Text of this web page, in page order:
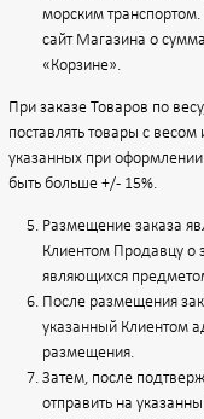
морским
сайт Магазина о
«Корзине».
При заказе Товаров по
поставлять товары с
указанных при
быть больше +/- 15%.
Размещение заказа
Клиентом Продавцу о
являющихся
После размещения
указанный Клиентом
размещения.
Затем, после
отправить на